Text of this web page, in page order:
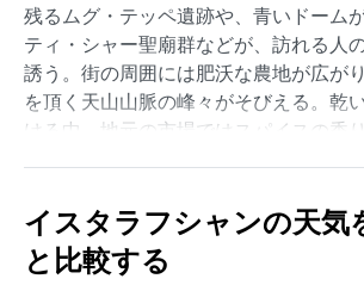
残るムグ・テッペ遺跡や、青いドーム
ティ・シャー聖廟群などが、訪れる人
誘う。街の周囲には肥沃な農地が広が
を頂く天山山脈の峰々がそびえる。乾
ける中、地元の市場ではスパイスの香
れ、夏は高温で乾燥し、冬は厳しい寒
る。夏季の平均気温は30℃を超える日
イスタラフシャンの天気
と比較する